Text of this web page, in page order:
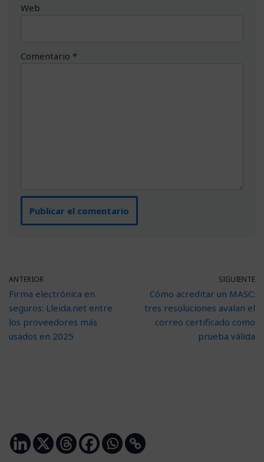
Web
Comentario *
ANTERIOR
Firma electrónica en
seguros: Lleida.net entre
los proveedores más
usados en 2025
SIGUIENTE
Cómo acreditar un MASC:
tres resoluciones avalan el
correo certificado como
prueba válida